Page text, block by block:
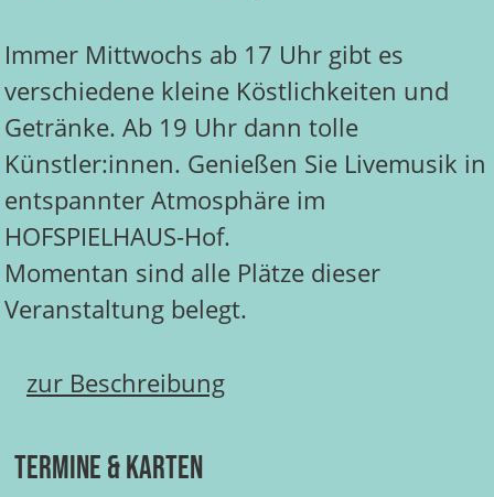
Immer Mittwochs ab 17 Uhr gibt es
verschiedene kleine Köstlichkeiten und
Getränke. Ab 19 Uhr dann tolle
Künstler:innen. Genießen Sie Livemusik in
entspannter Atmosphäre im
HOFSPIELHAUS-Hof.
Momentan sind alle Plätze dieser
Veranstaltung belegt.
zur Beschreibung
Termine & Karten